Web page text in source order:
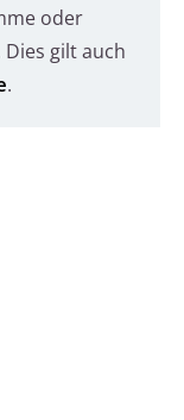
oder
gilt auch
.